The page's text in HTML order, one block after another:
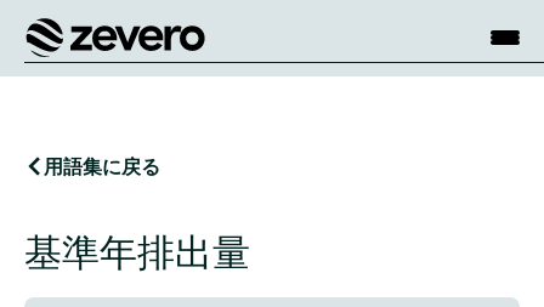
ホーム
用語集に戻る
基準年排出量